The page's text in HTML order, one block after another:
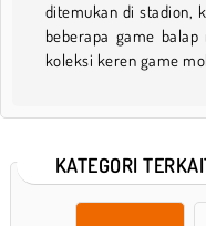
ditemukan di stadion,
beberapa game
koleksi keren game
KATEGORI